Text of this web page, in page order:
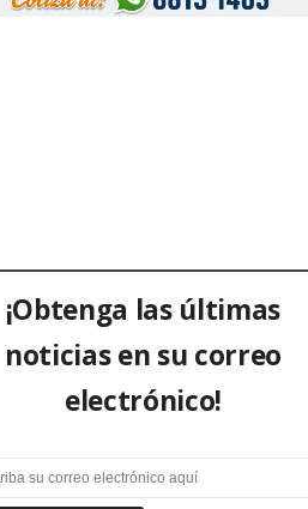
¡Obtenga las últimas
noticias en su correo
electrónico!